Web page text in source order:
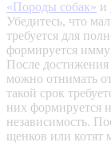
«Породы собак» и
Убедитесь, что
требуется для
формируется
После достижения
можно отнимать
такой срок
них формируется
независимость.
щенков или котят